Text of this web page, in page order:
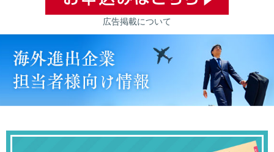
広告掲載について